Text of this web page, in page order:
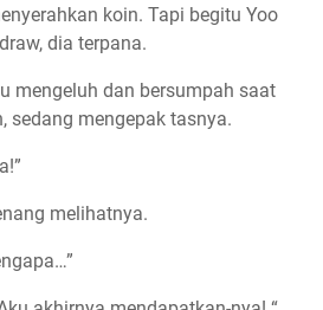
koin. Tapi begitu Yoo
dia terpana.
mengeluh dan bersumpah saat
sedang mengepak tasnya.
melihatnya.